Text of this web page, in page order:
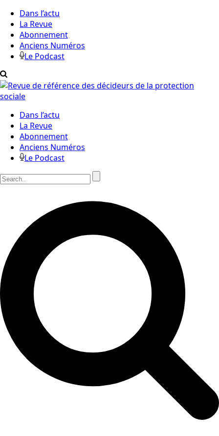
Dans l’actu
La Revue
Abonnement
Anciens Numéros
Le Podcast
Dans l’actu
La Revue
Abonnement
Anciens Numéros
Le Podcast